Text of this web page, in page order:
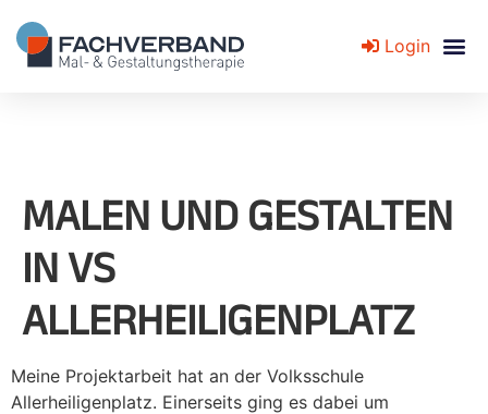
Login
MALEN UND GESTALTEN
IN VS
ALLERHEILIGENPLATZ
Meine Projektarbeit hat an der Volksschule
Allerheiligenplatz. Einerseits ging es dabei um